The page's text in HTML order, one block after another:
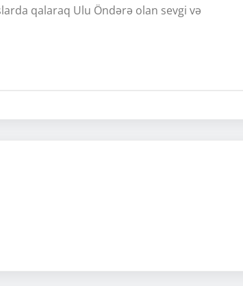
qalaraq Ulu Öndərə olan sevgi və